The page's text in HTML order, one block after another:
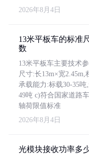
2026年8月4日
13米平板车的标准
数
13米平板车主要技术
尺寸:长13m×宽2.45m,
承载能力:标载30-35
49吨 c)符合国家道路
轴荷限值标准
2026年8月4日
光模块接收功率多